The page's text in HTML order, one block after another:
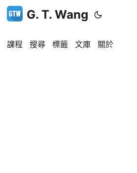
G. T. Wang
課程 搜尋 標籤 文庫 關於